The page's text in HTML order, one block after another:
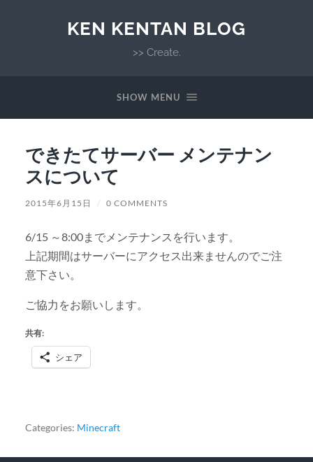
KEN KENTAN BLOG
>> Create.
SHOW MENU
できたてサーバー メンテナン
スについて
2015年6月15日 / 0 COMMENTS
6/15 ～8:00までメンテナンスを行います。
上記期間はサーバーにアクセス出来ませんのでご注
意下さい。
ご協力をお願いします。
共有:
シェア
Categories: Minecraft